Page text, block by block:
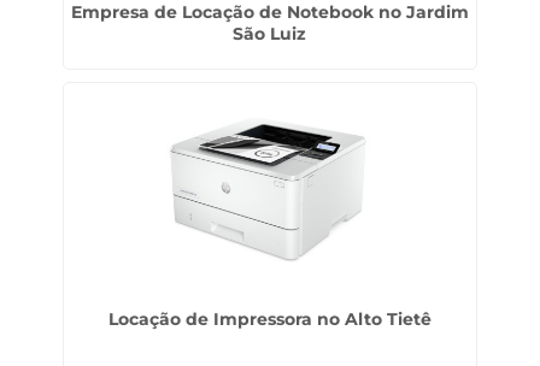
Empresa de Locação de Notebook no Jardim
São Luiz
Locação de Impressora no Alto Tietê